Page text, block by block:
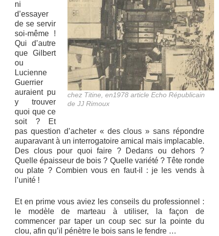
chez Titine, en1978 article Echo Républicain
de JJ Rimoux
ni
d’essayer
de se servir
soi-même !
Qui d’autre
que Gilbert
ou
Lucienne
Guerrier
auraient pu
y trouver
quoi que ce
soit ? Et
pas question d’acheter « des clous » sans répondre
auparavant à un interrogatoire amical mais implacable.
Des clous pour quoi faire ? Dedans ou dehors ?
Quelle épaisseur de bois ? Quelle variété ? Tête ronde
ou plate ? Combien vous en faut-il : je les vends à
l’unité !
Et en prime vous aviez les conseils du professionnel :
le modèle de marteau à utiliser, la façon de
commencer par taper un coup sec sur la pointe du
clou, afin qu’il pénètre le bois sans le fendre …